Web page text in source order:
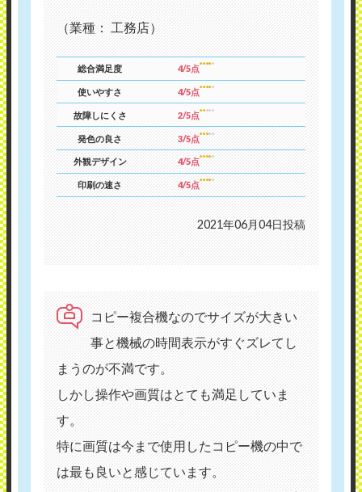
（業種： 工務店）
総合満足度 4/5点
使いやすさ 4/5点
故障しにくさ 2/5点
発色の良さ 3/5点
外観デザイン 4/5点
印刷の速さ 4/5点
2021年06月04日投稿
コピー複合機なのでサイズが大きい
事と機械の時間表示がすぐズレてし
まうのが不満です。
しかし操作や画質はとても満足していま
す。
特に画質は今まで使用したコピー機の中で
は最も良いと感じています。